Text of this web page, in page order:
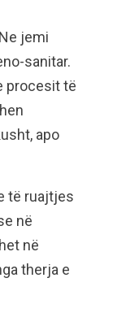
jemi
sanitar.
procesit të
apo
të ruajtjes
në
në
therja e